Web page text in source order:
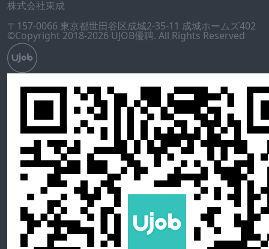
株式会社東成
〒157-0066 東京都世田谷区成城2-35-11 成城ホームズ402
©Copyright 2018-2026 UJOB優聘. All Rights Reserved